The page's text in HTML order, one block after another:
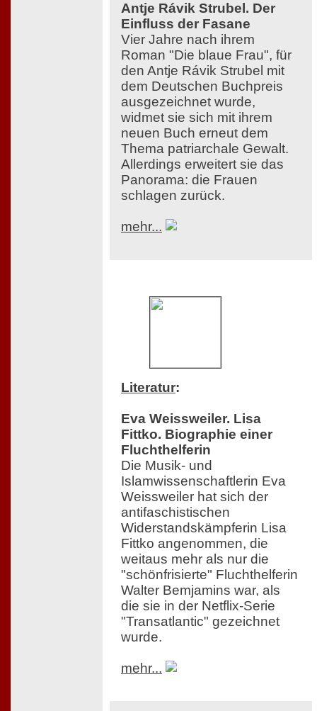
Antje Rávik Strubel. Der
Einfluss der Fasane
Vier Jahre nach ihrem
Roman "Die blaue Frau", für
den Antje Rávik Strubel mit
dem Deutschen Buchpreis
ausgezeichnet wurde,
widmet sie sich mit ihrem
neuen Buch erneut dem
Thema patriarchale Gewalt.
Allerdings erweitert sie das
Panorama: die Frauen
schlagen zurück.
mehr...
Literatur:
Eva Weissweiler. Lisa
Fittko. Biographie einer
Fluchthelferin
Die Musik- und
Islamwissenschaftlerin Eva
Weissweiler hat sich der
antifaschistischen
Widerstandskämpferin Lisa
Fittko angenommen, die
weitaus mehr als nur die
"schönfrisierte" Fluchthelferin
Walter Bemjamins war, als
die sie in der Netflix-Serie
"Transatlantic" gezeichnet
wurde.
mehr...